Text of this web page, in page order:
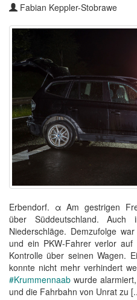
Fabian Keppler-Stobrawe
Erbendorf. α Am gestrigen
über Süddeutschland.
Niederschläge. Demzufolge
und ein PKW-Fahrer verlor
Kontrolle über seinen Wagen.
konnte nicht mehr verhindert
#Krummennaab wurde
und die Fahrbahn von Unrat zu